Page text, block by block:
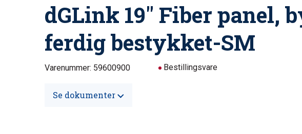
dGLink 19″ Fiber panel,
ferdig bestykket-SM
Varenummer: 59600900 Bestillingsvare
Se dokumenter